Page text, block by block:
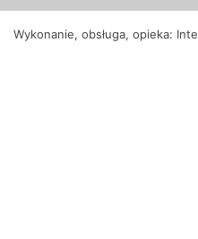
Wykonanie, obsługa, opieka: